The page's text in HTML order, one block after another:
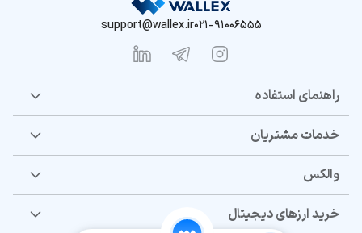
021-91006555
support@wallex.ir
راهنمای استفاده
خدمات مشتریان
والکس
خرید ارزهای دیجیتال